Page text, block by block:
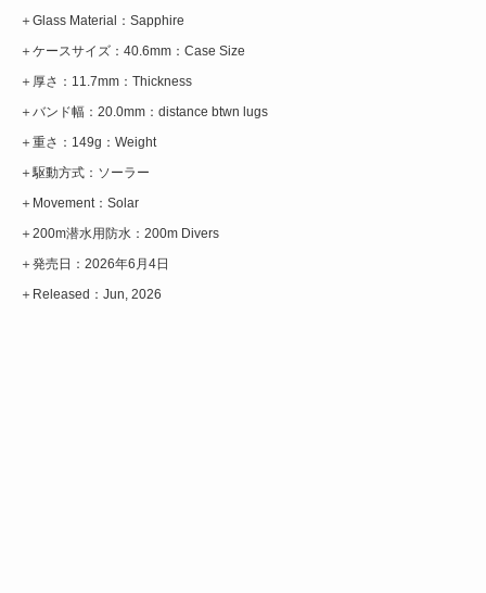
＋Glass Material：Sapphire
＋ケースサイズ：40.6mm：Case Size
＋厚さ：11.7mm：Thickness
＋バンド幅：20.0mm：distance btwn lugs
＋重さ：149g：Weight
＋駆動方式：ソーラー
＋Movement：Solar
＋200m潜水用防水：200m Divers
＋発売日：2026年6月4日
＋Released：Jun, 2026